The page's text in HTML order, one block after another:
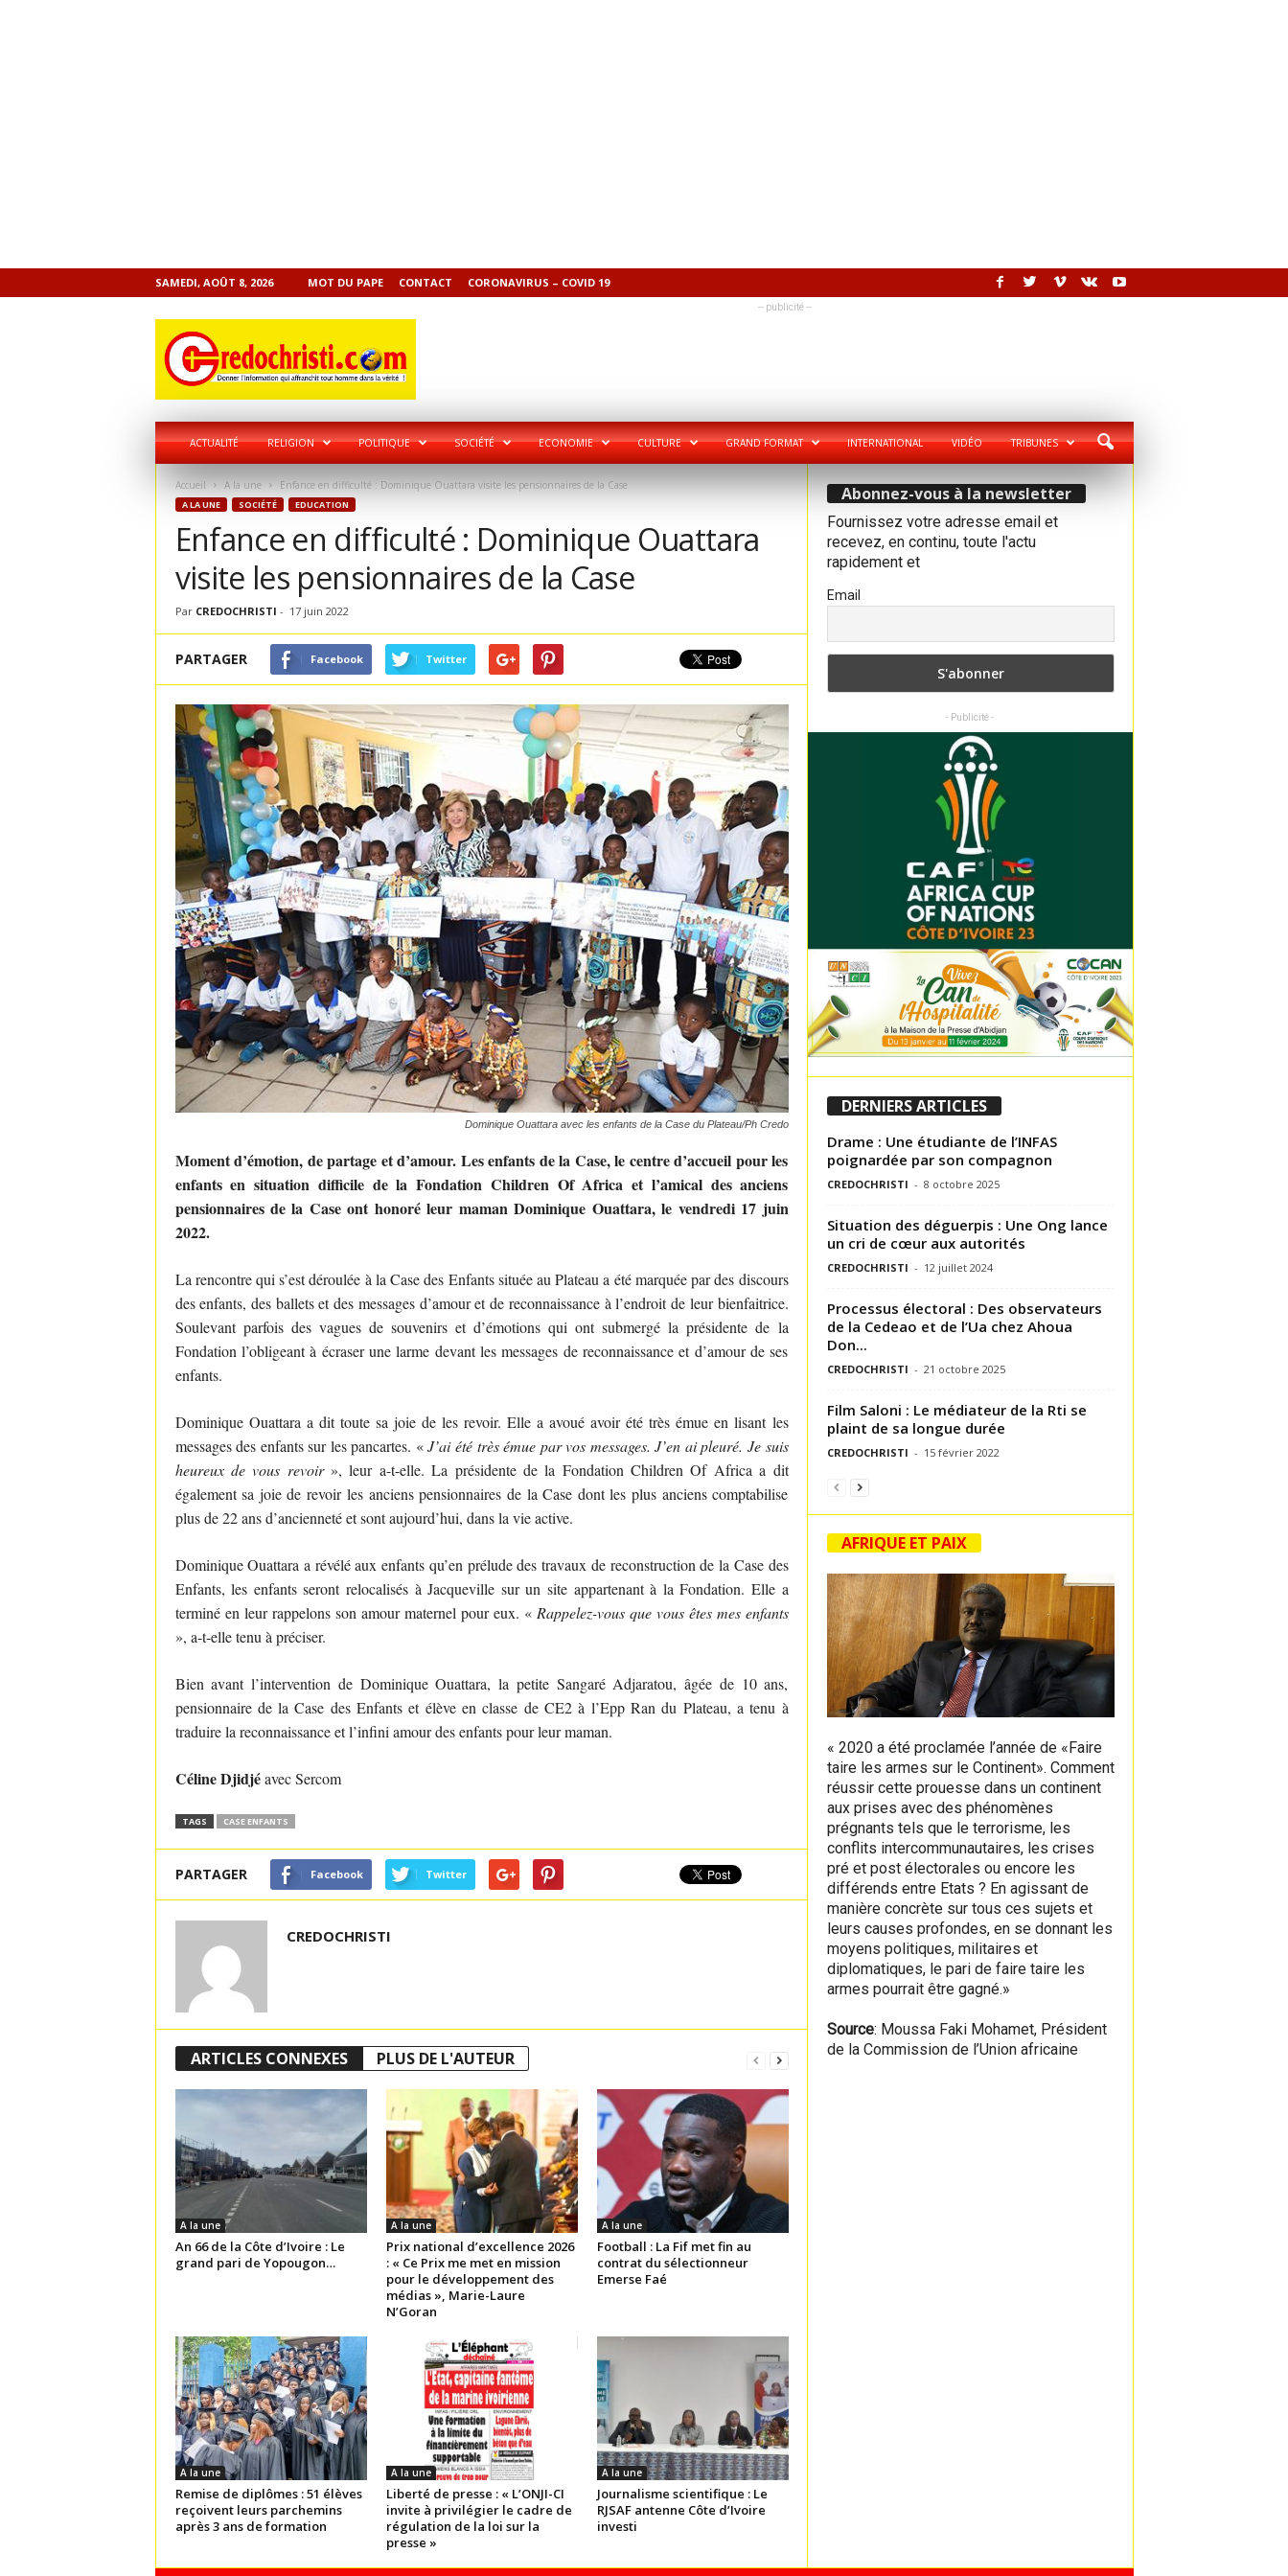
SAMEDI, AOÛT 8, 2026 MOT DU PAPE CONTACT CORONAVIRUS – COVID 19
-- publicité --
ACTUALITÉ RELIGION POLITIQUE SOCIÉTÉ ECONOMIE CULTURE GRAND FORMAT INTERNATIONAL VIDÉO TRIBUNES
Accueil A la une Enfance en difficulté : Dominique Ouattara visite les pensionnaires de la Case
A LA UNE SOCIÉTÉ EDUCATION
Enfance en difficulté : Dominique Ouattara
visite les pensionnaires de la Case
Par CREDOCHRISTI - 17 juin 2022
PARTAGER Facebook Twitter
Dominique Ouattara avec les enfants de la Case du Plateau/Ph Credo
Moment d’émotion, de partage et d’amour. Les enfants de la Case, le centre d’accueil pour les
enfants en situation difficile de la Fondation Children Of Africa et l’amical des anciens
pensionnaires de la Case ont honoré leur maman Dominique Ouattara, le vendredi 17 juin
2022.
La rencontre qui s’est déroulée à la Case des Enfants située au Plateau a été marquée par des discours
des enfants, des ballets et des messages d’amour et de reconnaissance à l’endroit de leur bienfaitrice.
Soulevant parfois des vagues de souvenirs et d’émotions qui ont submergé la présidente de la
Fondation l’obligeant à écraser une larme devant les messages de reconnaissance et d’amour de ses
enfants.
Dominique Ouattara a dit toute sa joie de les revoir. Elle a avoué avoir été très émue en lisant les
messages des enfants sur les pancartes. «J’ai été très émue par vos messages. J’en ai pleuré. Je suis
heureux de vous revoir», leur a-t-elle. La présidente de la Fondation Children Of Africa a dit
également sa joie de revoir les anciens pensionnaires de la Case dont les plus anciens comptabilise
plus de 22 ans d’ancienneté et sont aujourd’hui, dans la vie active.
Dominique Ouattara a révélé aux enfants qu’en prélude des travaux de reconstruction de la Case des
Enfants, les enfants seront relocalisés à Jacqueville sur un site appartenant à la Fondation. Elle a
terminé en leur rappelons son amour maternel pour eux. « Rappelez-vous que vous êtes mes enfants
», a-t-elle tenu à préciser.
Bien avant l’intervention de Dominique Ouattara, la petite Sangaré Adjaratou, âgée de 10 ans,
pensionnaire de la Case des Enfants et élève en classe de CE2 à l’Epp Ran du Plateau, a tenu à
traduire la reconnaissance et l’infini amour des enfants pour leur maman.
Céline Djidjéavec Sercom
TAGS CASE ENFANTS
PARTAGER Facebook Twitter
CREDOCHRISTI
ARTICLES CONNEXES PLUS DE L'AUTEUR
A la une
An 66 de la Côte d’Ivoire : Le
grand pari de Yopougon…
A la une
Prix national d’excellence 2026
: « Ce Prix me met en mission
pour le développement des
médias », Marie-Laure
N’Goran
A la une
Football : La Fif met fin au
contrat du sélectionneur
Emerse Faé
A la une
Remise de diplômes : 51 élèves
reçoivent leurs parchemins
après 3 ans de formation
A la une
Liberté de presse : « L’ONJI-CI
invite à privilégier le cadre de
régulation de la loi sur la
presse »
A la une
Journalisme scientifique : Le
RJSAF antenne Côte d’Ivoire
investi
Abonnez-vous à la newsletter
Fournissez votre adresse email et
recevez, en continu, toute l'actu
rapidement et
Email
- Publicité -
DERNIERS ARTICLES
Drame : Une étudiante de l’INFAS
poignardée par son compagnon
CREDOCHRISTI - 8 octobre 2025
Situation des déguerpis : Une Ong lance
un cri de cœur aux autorités
CREDOCHRISTI - 12 juillet 2024
Processus électoral : Des observateurs
de la Cedeao et de l’Ua chez Ahoua
Don...
CREDOCHRISTI - 21 octobre 2025
Film Saloni : Le médiateur de la Rti se
plaint de sa longue durée
CREDOCHRISTI - 15 février 2022
AFRIQUE ET PAIX
« 2020 a été proclamée l’année de «Faire
taire les armes sur le Continent». Comment
réussir cette prouesse dans un continent
aux prises avec des phénomènes
prégnants tels que le terrorisme, les
conflits intercommunautaires, les crises
pré et post électorales ou encore les
différends entre Etats ? En agissant de
manière concrète sur tous ces sujets et
leurs causes profondes, en se donnant les
moyens politiques, militaires et
diplomatiques, le pari de faire taire les
armes pourrait être gagné.»
Source: Moussa Faki Mohamet, Président
de la Commission de l’Union africaine